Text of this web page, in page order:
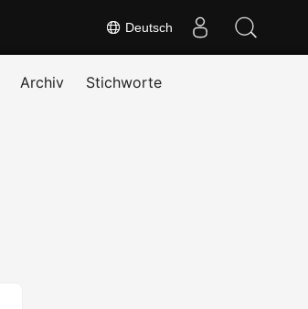
Deutsch
Archiv Stichworte